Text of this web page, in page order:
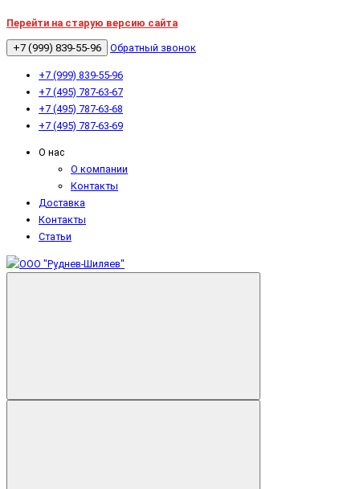
Перейти на старую версию сайта
+7 (999) 839-55-96 Обратный звонок
+7 (999) 839-55-96
+7 (495) 787-63-67
+7 (495) 787-63-68
+7 (495) 787-63-69
О нас
О компании
Контакты
Доставка
Контакты
Статьи